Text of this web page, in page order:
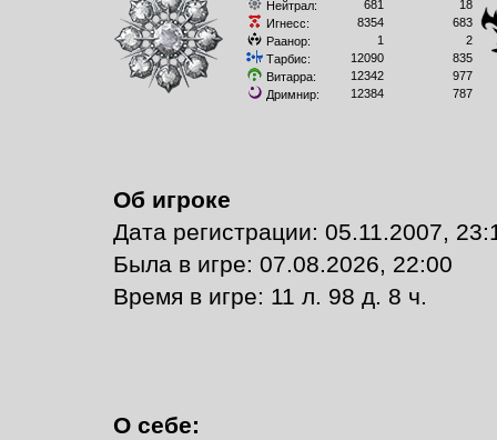
Нейтрал:
681
18
Игнесс:
8354
683
Раанор:
1
2
Тарбис:
12090
835
Витарра:
12342
977
Дримнир:
12384 787
Об игроке
Дата регистрации: 05.11.2007,
Былa в игре: 07.08.2026, 22:00
Время в игре: 11 л. 98 д. 8 ч.
О себе: